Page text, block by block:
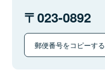
023-0892
郵便番号をコピーする